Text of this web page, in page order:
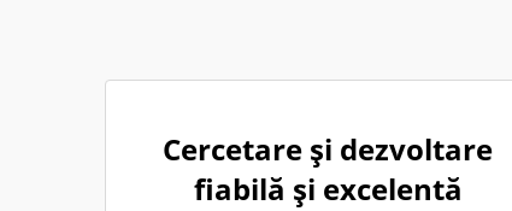
Cercetare și dezvoltare
fiabilă și excelentă